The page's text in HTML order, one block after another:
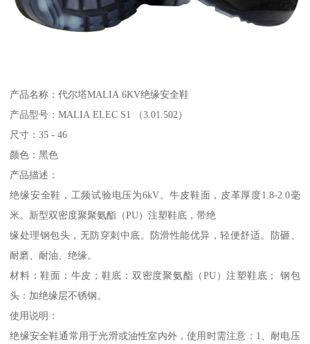
产品名称：代尔塔MALIA 6KV绝缘安全鞋
产品型号：MALIA ELEC S1 （3.01.502）
尺寸：35 - 46
颜色：黑色
产品描述：
绝缘安全鞋，工频试验电压为6kV。牛皮鞋面，皮革厚度1.8-2.0毫
米。新型双密度聚聚氨酯（PU）注塑鞋底，带绝
缘处理钢包头，无防穿刺中底。防滑性能优异，轻便舒适。防砸、
耐磨、耐油、绝缘。
材料：鞋面：牛皮；鞋底：双密度聚氨酯（PU）注塑鞋底； 钢包
头：加绝缘层不锈钢。
使用说明：
绝缘安全鞋通常用于光滑或油性室内外，使用时需注意：1、耐电压